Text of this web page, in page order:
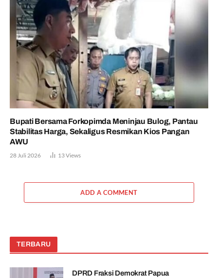
Bupati Bersama Forkopimda Meninjau Bulog, Pantau
Stabilitas Harga, Sekaligus Resmikan Kios Pangan
AWU
28 Juli 2026 13Views
ADD A COMMENT
TERBARU
DPRD Fraksi Demokrat Papua